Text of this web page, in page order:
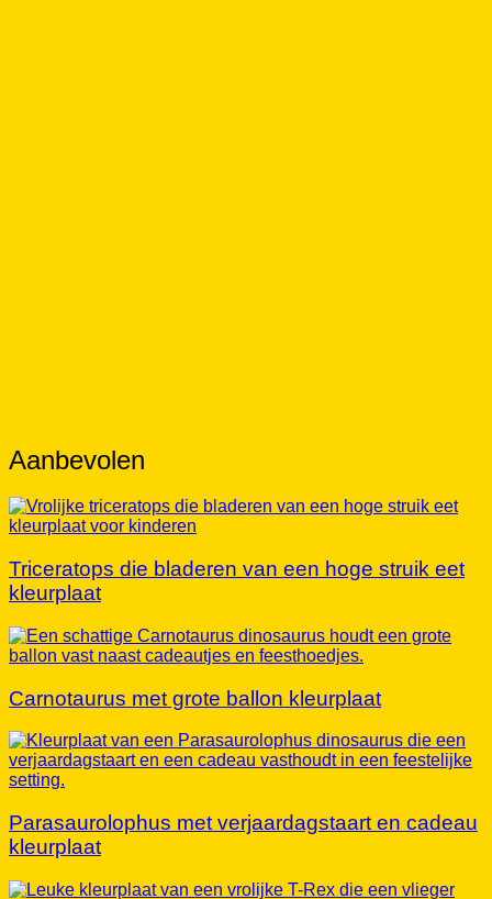
Triceratops die bladeren van een hoge struik eet
kleurplaat
Carnotaurus met grote ballon kleurplaat
Parasaurolophus met verjaardagstaart en cadeau
kleurplaat